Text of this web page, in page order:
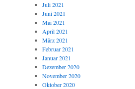
Juli 2021
Juni 2021
Mai 2021
April 2021
März 2021
Februar 2021
Januar 2021
Dezember 2020
November 2020
Oktober 2020